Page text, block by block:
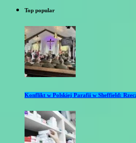
Top popular
Konflikt w Polskiej Parafii w Sheffield: